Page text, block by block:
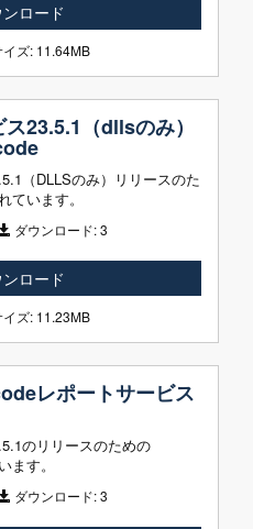
ンロード
ズ: 11.64MB
23.5.1（dllsのみ）
（DLLSのみ）リリースのた
います。
ダウンロード:3
ンロード
ズ: 11.23MB
レポートサービス
のリリースのための
す。
ダウンロード:3